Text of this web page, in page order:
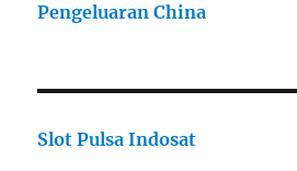
Pengeluaran China
Slot Pulsa Indosat